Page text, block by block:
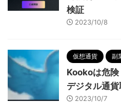
検証
2023/10/8
仮想通貨 副
Kookoは危
デジタル通
2023/10/7